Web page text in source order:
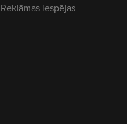
Reklāmas iespējas